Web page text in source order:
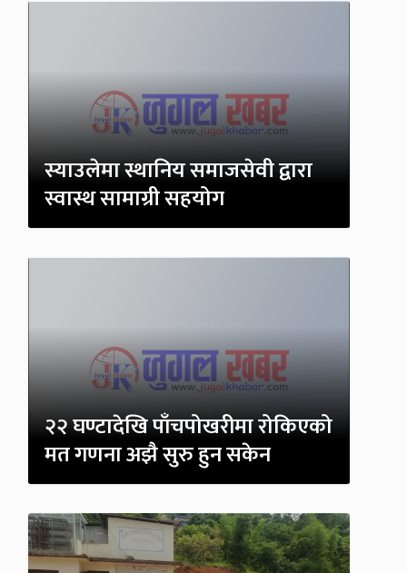
स्याउलेमा स्थानिय समाजसेवी द्वारा
स्वास्थ सामाग्री सहयोग
२२ घण्टादेखि पाँचपोखरीमा रोकिएको
मत गणना अझै सुरु हुन सकेन